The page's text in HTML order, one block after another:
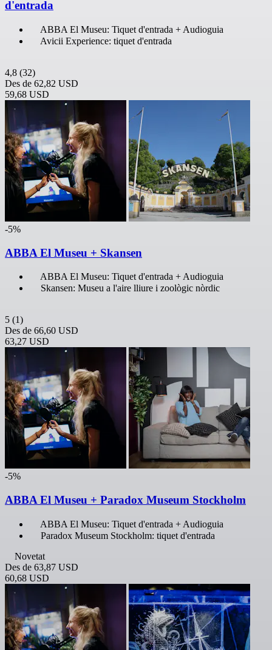
d'entrada
ABBA El Museu: Tiquet d'entrada + Audioguia
Avicii Experience: tiquet d'entrada
4,8 (32)
Des de 62,82 USD
59,68 USD
-5%
ABBA El Museu + Skansen
ABBA El Museu: Tiquet d'entrada + Audioguia
Skansen: Museu a l'aire lliure i zoològic nòrdic
5 (1)
Des de 66,60 USD
63,27 USD
-5%
ABBA El Museu + Paradox Museum Stockholm
ABBA El Museu: Tiquet d'entrada + Audioguia
Paradox Museum Stockholm: tiquet d'entrada
Novetat
Des de 63,87 USD
60,68 USD